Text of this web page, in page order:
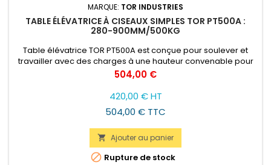
MARQUE: TOR INDUSTRIES
TABLE ÉLÉVATRICE À CISEAUX SIMPLES TOR PT500A :
280-900MM/500KG
Table élévatrice TOR PT500A est conçue pour soulever et
travailler avec des charges à une hauteur convenable pour
l'opérateur. Ce modèle soulève les charges de 0,15 à 1 tonne.
Prix
504,00 €
420,00 € HT
504,00 € TTC
 Ajouter au panier
 Rupture de stock